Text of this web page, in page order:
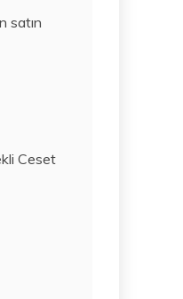
satın
Ceset